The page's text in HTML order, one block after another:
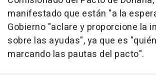
manifestado que están "a la
Gobierno "aclare y proporcione la
sobre las ayudas", ya que es
marcando las pautas del pacto".